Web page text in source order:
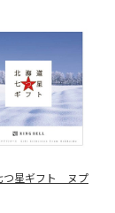
つ星ギフト ヌプ